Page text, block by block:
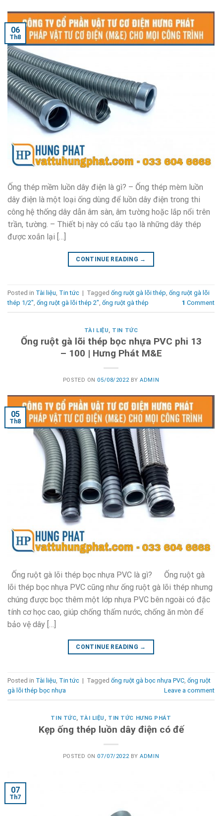
06
Th8
Ống thép mềm luồn dây điện là gì? – Ống thép mèm luồn
dây điện là một loại ống dùng để luồn dây điện trong thi
công hệ thống dây dẫn âm sàn, âm tường hoặc lắp nổi trên
trần, tường. – Thiết bị này có cấu tạo là những dây thép
được xoắn lại […]
CONTINUE READING →
Posted in Tài liệu, Tin tức | Tagged ống ruột gà lõi thép, ống ruột gà lõi
thép 1/2", ống ruột gà lõi thép 2", ống ruột gà thép 1 Comment
TÀI LIỆU, TIN TỨC
Ống ruột gà lõi thép bọc nhựa PVC phi 13
– 100 | Hưng Phát M&E
POSTED ON 05/08/2022BYADMIN
05
Th8
Ống ruột gà lõi thép bọc nhựa PVC là gì? Ống ruột gà
lõi thép bọc nhựa PVC cũng như ống ruột gà lõi thép nhưng
chúng được bọc thêm một lớp nhựa PVC bên ngoài có đặc
tính cơ học cao, giúp chống thấm nước, chống ăn mòn để
bảo vệ dây […]
CONTINUE READING →
Posted in Tài liệu, Tin tức | Tagged ống ruột gà bọc nhựa PVC, ống ruột
gà lõi thép bọc nhựa
Leave a comment
TIN TỨC, TÀI LIỆU , TIN TỨC HƯNG PHÁT
Kẹp ống thép luồn dây điện có đế
POSTED ON 07/07/2022 BYADMIN
07
Th7